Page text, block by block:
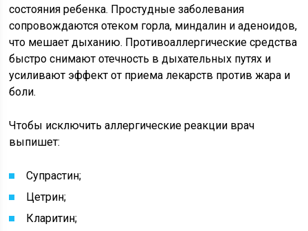
состояния ребенка. Простудные заболевания
сопровождаются отеком горла, миндалин и аденоидов,
что мешает дыханию. Противоаллергические средства
быстро снимают отечность в дыхательных путях и
усиливают эффект от приема лекарств против жара и
боли.
Чтобы исключить аллергические реакции врач
выпишет:
Супрастин;
Цетрин;
Кларитин;